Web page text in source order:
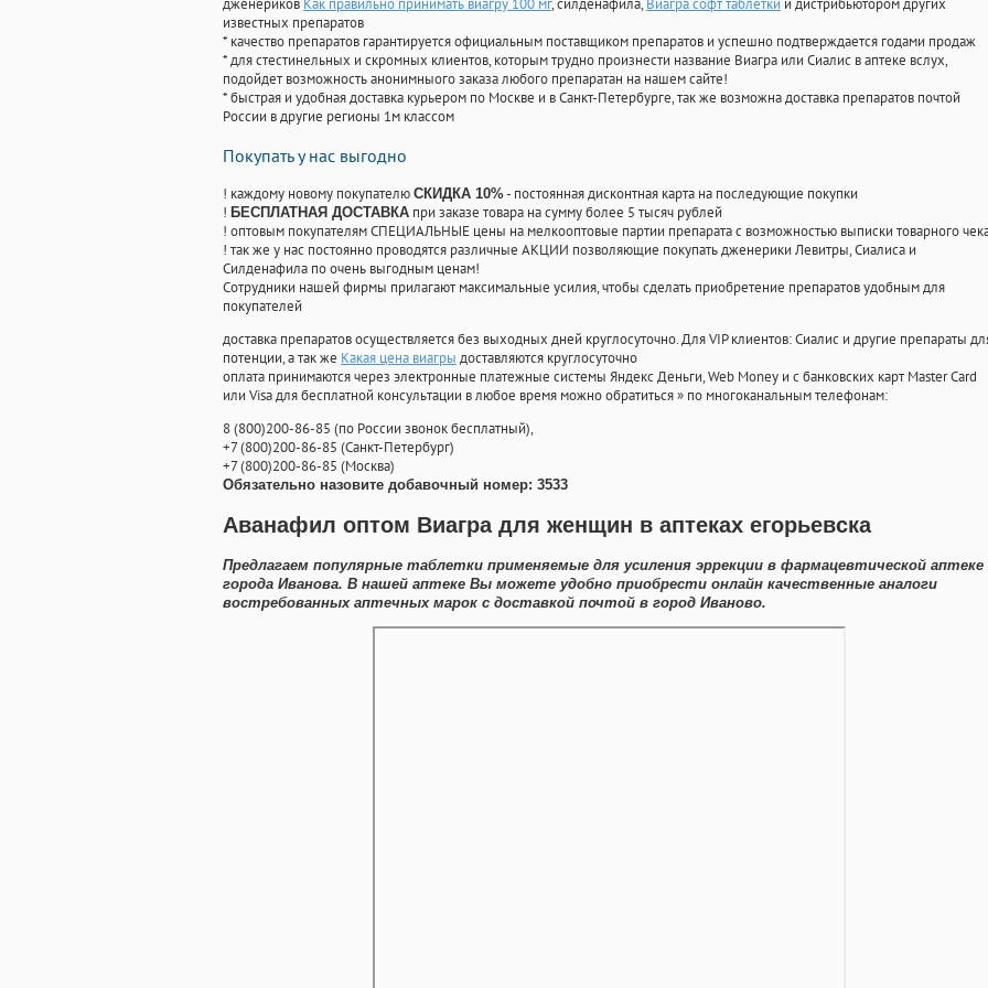
дженериков Как правильно принимать виагру 100 мг, силденафила, Виагра софт таблетки и дистрибьютором других
известных препаратов
* качество препаратов гарантируется официальным поставщиком препаратов и успешно подтверждается годами продаж
* для стестинельных и скромных клиентов, которым трудно произнести название Виагра или Сиалис в аптеке вслух,
подойдет возможность анонимныого заказа любого препаратан на нашем сайте!
* быстрая и удобная доставка курьером по Москве и в Санкт-Петербурге, так же возможна доставка препаратов почтой
России в другие регионы 1м классом
Покупать у нас выгодно
! каждому новому покупателю СКИДКА 10%- постоянная дисконтная карта на последующие покупки
! БЕСПЛАТНАЯ ДОСТАВКА при заказе товара на сумму более 5 тысяч рублей
! оптовым покупателям СПЕЦИАЛЬНЫЕ цены на мелкооптовые партии препарата с возможностью выписки товарного
! так же у нас постоянно проводятся различные АКЦИИ позволяющие покупать дженерики Левитры, Сиалиса и
Силденафила по очень выгодным ценам!
Cотрудники нашей фирмы прилагают максимальные усилия, чтобы сделать приобретение препаратов удобным для
покупателей
доставка препаратов осуществляется без выходных дней круглосуточно. Для VIP клиентов: Сиалис и другие препараты
потенции, а так же Какая цена виагры доставляются круглосуточно
оплата принимаются через электронные платежные системы Яндекс Деньги, Web Money и с банковских карт Master Card
или Visa для бесплатной консультации в любое время можно обратиться» по многоканальным телефонам:
8(800)200-86-85 (по России звонок бесплатный),
+7(800)200-86-85 (Санкт-Петербург)
+7(800)200-86-85 (Москва)
Обязательно назовите добавочный номер: 3533
Аванафил оптом Виагра для женщин в аптеках егорьевска
Предлагаем популярные таблетки применяемые для усиления эррекции в фармацевтической аптеке
города Иванова. В нашей аптеке Вы можете удобно приобрести онлайн качественные аналоги
востребованных аптечных марок с доставкой почтой в город Иваново.